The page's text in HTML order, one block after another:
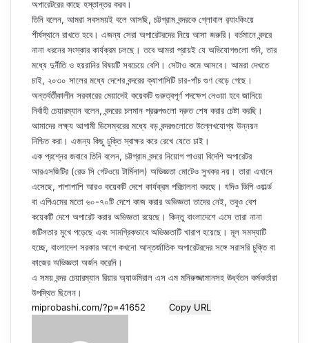
অপারেটরের কাছে হস্তান্তর করব।
তিনি বলেন, আমরা সবসময়ই বলে আসছি, চট্টগ্রাম বন্দরকে গ্লোবাল র‌্যাংকিংয়ে
শীর্ষস্থানে রাখতে হবে। এজন্য সেরা অপারেটরদের নিয়ে আসা জরুরি। বর্তমানে বন্দরে
নানা ধরনের সংস্কার কার্যক্রম চলছে। তবে আমরা প্রায়ই যে অভিযোগগুলো শুনি, তার
মধ্যে দুর্নীতি ও হয়রানির বিষয়টি সবচেয়ে বেশি। সেটাও কমে আসবে। আমরা দেখতে
চাই, ২০৩০ সালের মধ্যে দেশের বন্দরের ক্যাপাসিটি চার-পাঁচ গুণ বেড়ে গেছে।
অন্তর্বর্তীকালীন সরকারের মেয়াদেই কয়েকটি গুরুত্বপূর্ণ পদক্ষেপ নেওয়া হবে জানিয়ে
নির্বাহী চেয়ারম্যান বলেন, বন্দরের চলমান প্রকল্পগুলো দ্রুত শেষ করার চেষ্টা করছি।
আমাদের লক্ষ্য আগামী ডিসেম্বরের মধ্যে বড় বন্দরগুলোতে উল্লেখযোগ্য উন্নয়ন
নিশ্চিত করা। এজন্য কিছু চুক্তি স্বাক্ষর করে রেখে যেতে চাই।
এক প্রশ্নের জবাবে তিনি বলেন, চট্টগ্রাম বন্দরে নিয়োগ পাওয়া বিদেশি অপারেটর
আরএসজিটির (রেড সি গেটওয়ে টার্মিনাল) অভিজ্ঞতা মোটেও সুখকর নয়। তারা এখানে
এসেছে, পাশাপাশি আরও কয়েকটি দেশে কার্যক্রম পরিচালনা করছে। যদিও ডিপি ওয়ার্ল্ড
বা এপিএমের মতো ৬০-৭০টি দেশে কাজ করার অভিজ্ঞতা তাদের নেই, তবুও বেশ
কয়েকটি দেশে অপারেট করার অভিজ্ঞতা রয়েছে। কিন্তু বাংলাদেশে এসে তারা নানা
জটিলতার মুখে পড়েছে এবং সামগ্রিকভাবে অভিজ্ঞতাটি খারাপ হয়েছে। মূল সমস্যাটি
হচ্ছে, বাংলাদেশ সরকার আগে কখনো আন্তর্জাতিক অপারেটরদের সঙ্গে সরাসরি চুক্তি বা
কাজের অভিজ্ঞতা অর্জন করেনি।
এ সময় বন্দর চেয়ারম্যান রিয়ার অ্যাডমিরাল এস এম মনিরুজ্জামানসহ ঊর্ধ্বতন কর্মকর্তারা
উপস্থিত ছিলেন।
Copy URL